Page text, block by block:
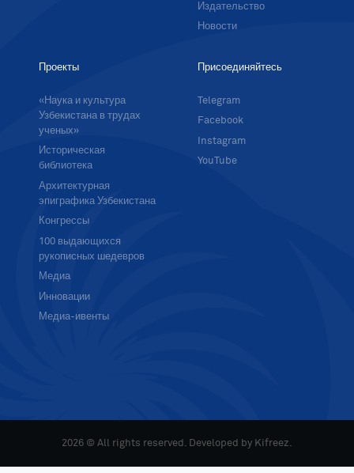
Издательство
Новости
Проекты
«Наука и культура
Узбекистана в трудах
ученых»
Историческая
библиотека
Архитектурная
эпиграфика Узбекистана
Конгрессы
100 выдающихся
рукописных шедевров
Медиа
Инновации
Медиа-ивенты
Присоединяйтесь
Telegram
Facebook
Instagram
YouTube
2026 © All rights reserved. Developed by Kifreez.